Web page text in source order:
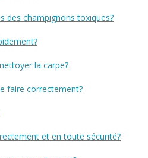
des champignons toxiques?
la carpe?
faire correctement?
et en toute sécurité?